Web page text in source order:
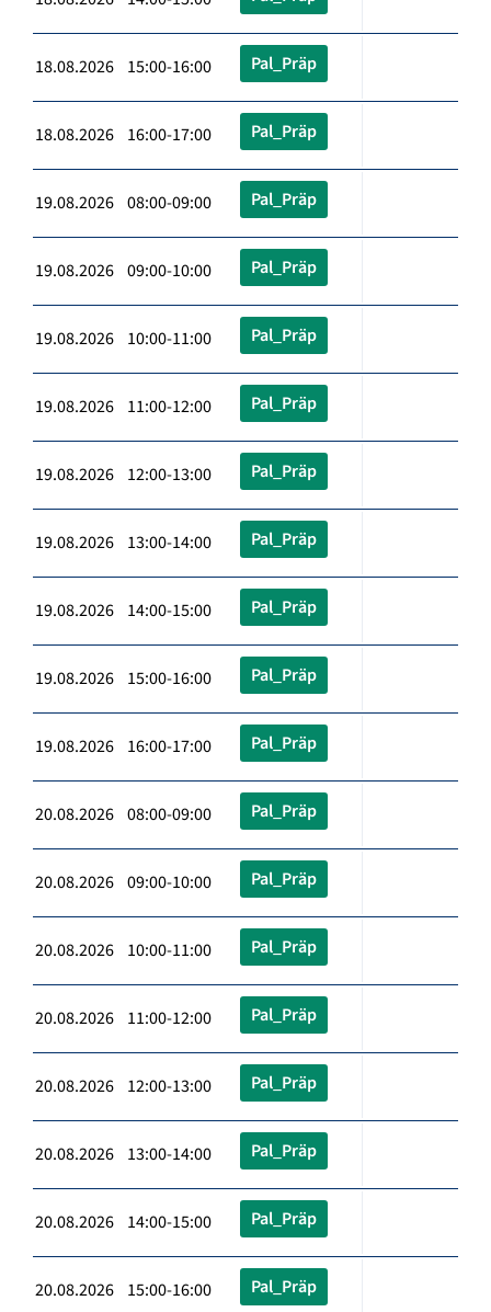
18.08.2026 15:00-16:00 Pal_Präp
18.08.2026 16:00-17:00 Pal_Präp
19.08.2026 08:00-09:00 Pal_Präp
19.08.2026 09:00-10:00 Pal_Präp
19.08.2026 10:00-11:00 Pal_Präp
19.08.2026 11:00-12:00 Pal_Präp
19.08.2026 12:00-13:00 Pal_Präp
19.08.2026 13:00-14:00 Pal_Präp
19.08.2026 14:00-15:00 Pal_Präp
19.08.2026 15:00-16:00 Pal_Präp
19.08.2026 16:00-17:00 Pal_Präp
20.08.2026 08:00-09:00 Pal_Präp
20.08.2026 09:00-10:00 Pal_Präp
20.08.2026 10:00-11:00 Pal_Präp
20.08.2026 11:00-12:00 Pal_Präp
20.08.2026 12:00-13:00 Pal_Präp
20.08.2026 13:00-14:00 Pal_Präp
20.08.2026 14:00-15:00 Pal_Präp
20.08.2026 15:00-16:00 Pal_Präp